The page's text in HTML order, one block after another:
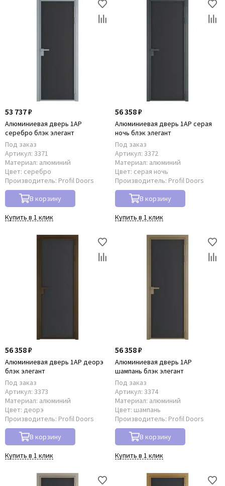
53 737 ₽
Алюминиевая дверь 1AP
серебро блэк элегант
Под заказ
Артикул: 3371
Материал: алюминий
Цвет: серебро
Производитель: Profil Doors
В корзину
Купить в 1 клик
56 358 ₽
Алюминиевая дверь 1AP серая
ночь блэк элегант
Под заказ
Артикул: 3372
Материал: алюминий
Цвет: серая ночь
Производитель: Profil Doors
В корзину
Купить в 1 клик
56 358 ₽
Алюминиевая дверь 1AP деорэ
блэк элегант
Под заказ
Артикул: 3373
Материал: алюминий
Цвет: деорэ
Производитель: Profil Doors
В корзину
Купить в 1 клик
56 358 ₽
Алюминиевая дверь 1AP
шампань блэк элегант
Под заказ
Артикул: 3374
Материал: алюминий
Цвет: шампань
Производитель: Profil Doors
В корзину
Купить в 1 клик